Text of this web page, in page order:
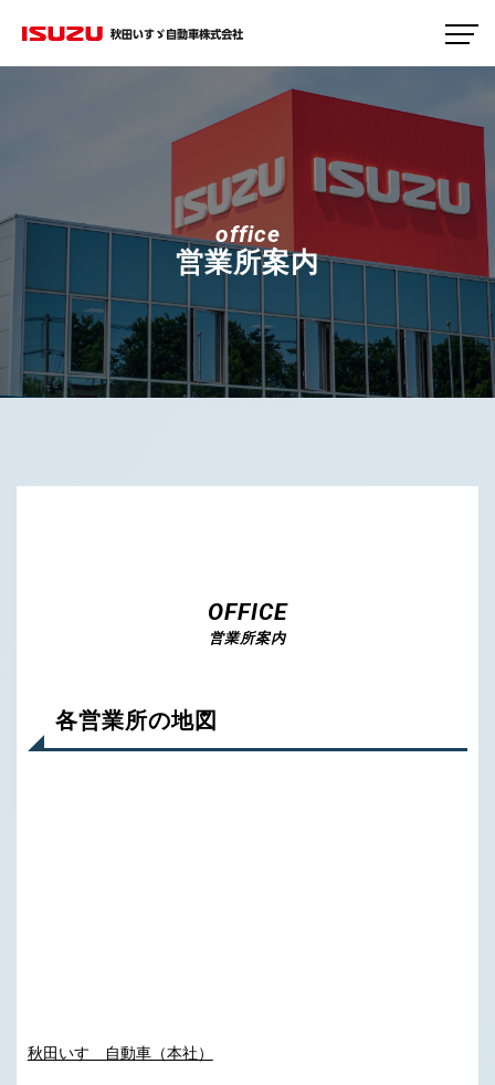
office
営業所案内
OFFICE
営業所案内
各営業所の地図
秋田いすゞ自動車（本社）